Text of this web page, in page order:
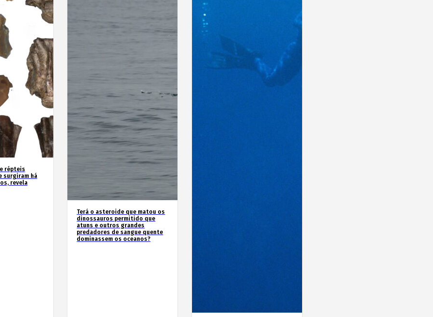
répteis
surgiram há
revela
Terá o asteroide que matou os
dinossauros permitido que
atuns e outros grandes
predadores de sangue quente
dominassem os oceanos?